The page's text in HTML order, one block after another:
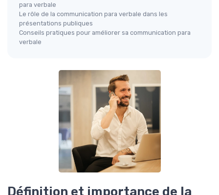
para verbale
Le rôle de la communication para verbale dans les
présentations publiques
Conseils pratiques pour améliorer sa communication para
verbale
Définition et importance de la